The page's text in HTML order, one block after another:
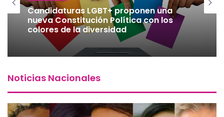
Candidaturas LGBT+ proponen una
nueva Constitución Política con los
colores de la diversidad
Noticias Nacionales